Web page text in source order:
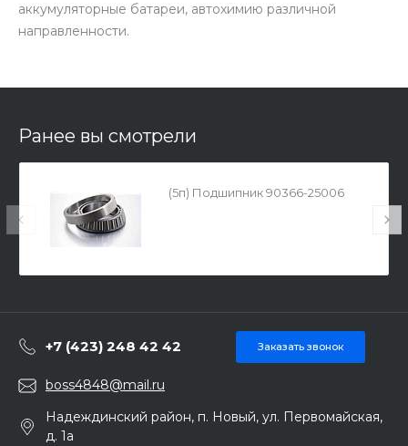
аккумуляторные батареи, автохимию различной
направленности.
Ранее вы смотрели
(5п) Подшипник 90366-25006
+7 (423) 248 42 42 Заказать звонок
boss4848@mail.ru
Надеждинский район, п. Новый, ул. Первомайская,
д. 1а